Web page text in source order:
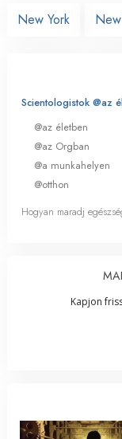
New York
Scientologistok @az
@az életben
@az Orgban
@a munkahelyen
@otthon
Hogyan maradj
Kapjon